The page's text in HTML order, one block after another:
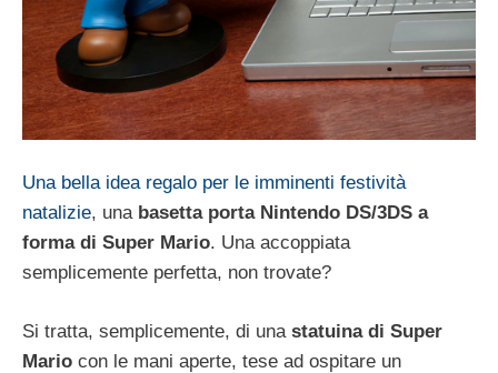
Una bella idea regalo per le imminenti festività
natalizie, una basetta porta Nintendo DS/3DS a
forma di Super Mario. Una accoppiata
semplicemente perfetta, non trovate?
Si tratta, semplicemente, di una statuina di Super
Mario con le mani aperte, tese ad ospitare un